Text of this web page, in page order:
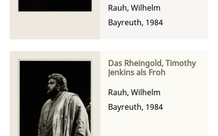
Freia, Hanna Schwarz als
Fricka und Siegmund
Nimsgern als Wotan
Rauh, Wilhelm
Bayreuth, 1984
Das Rheingold, Timothy
Jenkins als Froh
Rauh, Wilhelm
Bayreuth, 1984